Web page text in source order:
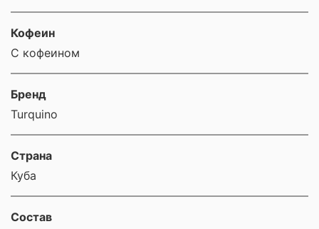
Кофеин
С кофеином
Бренд
Turquino
Страна
Куба
Состав